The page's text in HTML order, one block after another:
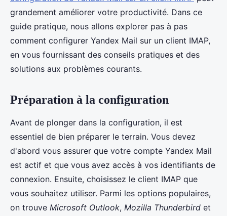
grandement améliorer votre productivité. Dans ce
guide pratique, nous allons explorer pas à pas
comment configurer Yandex Mail sur un client IMAP,
en vous fournissant des conseils pratiques et des
solutions aux problèmes courants.
Préparation à la configuration
Avant de plonger dans la configuration, il est
essentiel de bien préparer le terrain. Vous devez
d'abord vous assurer que votre compte Yandex Mail
est actif et que vous avez accès à vos identifiants de
connexion. Ensuite, choisissez le client IMAP que
vous souhaitez utiliser. Parmi les options populaires,
on trouve Microsoft Outlook, Mozilla Thunderbird et